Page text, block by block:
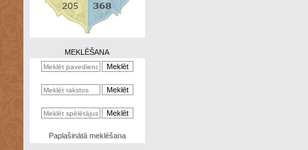
kalkulators
MEKLĒŠANA
Paplašinātā meklēšana